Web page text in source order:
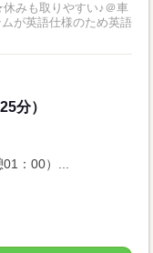
みも取りやすい♪＠車
分）
：00）...